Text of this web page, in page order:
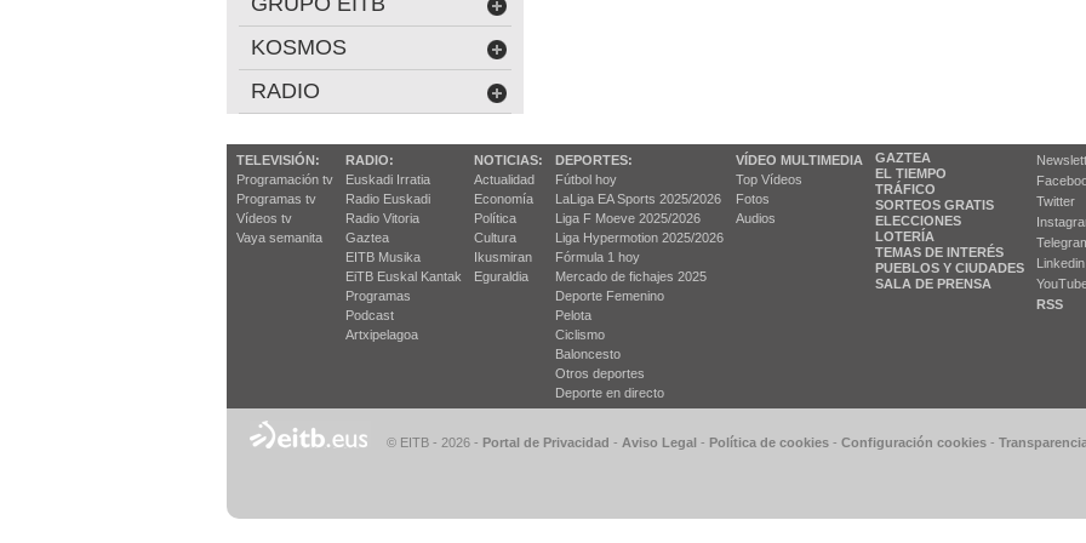
KOSMOS
RADIO
TELEVISIÓN:
Programación tv
Programas tv
Vídeos tv
Vaya semanita
RADIO:
Euskadi Irratia
Radio Euskadi
Radio Vitoria
Gaztea
EITB Musika
EiTB Euskal Kantak
Programas
Podcast
Artxipelagoa
NOTICIAS:
Actualidad
Economía
Política
Cultura
Ikusmiran
Eguraldia
DEPORTES:
Fútbol hoy
LaLiga EA Sports 2025/2026
Liga F Moeve 2025/2026
Liga Hypermotion 2025/2026
Fórmula 1 hoy
Mercado de fichajes 2025
Deporte Femenino
Pelota
Ciclismo
Baloncesto
Otros deportes
Deporte en directo
VÍDEO MULTIMEDIA
Top Vídeos
Fotos
Audios
GAZTEA
EL TIEMPO
TRÁFICO
SORTEOS GRATIS
ELECCIONES
LOTERÍA
TEMAS DE INTERÉS
PUEBLOS Y CIUDADES
SALA DE PRENSA
Twitter
Linkedin
RSS
© EITB - 2026 - Portal de Privacidad - Aviso Legal - Política de cookies - Configuración cookies -